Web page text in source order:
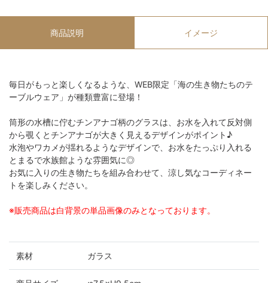
商品説明 イメージ
毎日がもっと楽しくなるような、WEB限定「海の生き物たちのテ
ーブルウェア」が種類豊富に登場！
筒形の水槽に佇むチンアナゴ柄のグラスは、お水を入れて反対側
から覗くとチンアナゴが大きく見えるデザインがポイント♪
水泡やワカメが揺れるようなデザインで、お水をたっぷり入れる
とまるで水族館ような雰囲気に◎
お気に入りの生き物たちを組み合わせて、涼し気なコーディネー
トを楽しみください。
※販売商品は白背景の単品画像のみとなっております。
素材 ガラス